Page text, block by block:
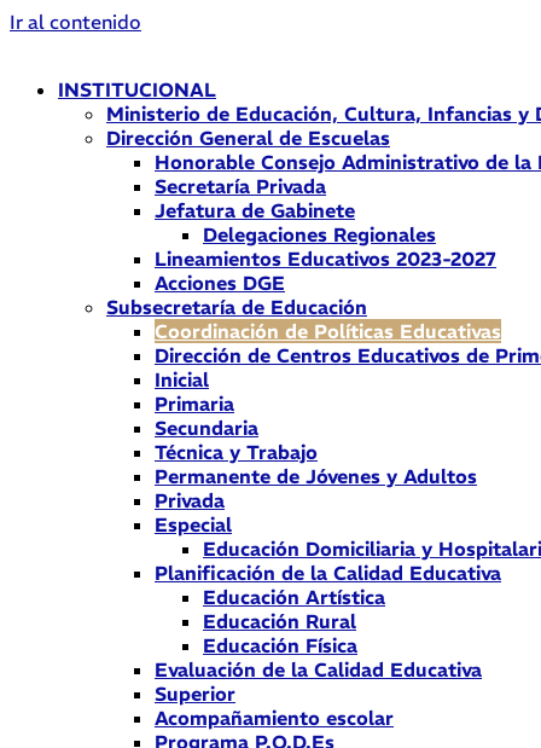
Ir al contenido
INSTITUCIONAL
Ministerio de Educación, Cultura, Infancias y
Dirección General de Escuelas
Honorable Consejo Administrativo de la
Secretaría Privada
Jefatura de Gabinete
Delegaciones Regionales
Lineamientos Educativos 2023-2027
Acciones DGE
Subsecretaría de Educación
Coordinación de Políticas Educativas
Dirección de Centros Educativos de
Inicial
Primaria
Secundaria
Técnica y Trabajo
Permanente de Jóvenes y Adultos
Privada
Especial
Educación Domiciliaria y
Planificación de la Calidad Educativa
Educación Artística
Educación Rural
Educación Física
Evaluación de la Calidad Educativa
Superior
Acompañamiento escolar
Programa P.O.D.Es